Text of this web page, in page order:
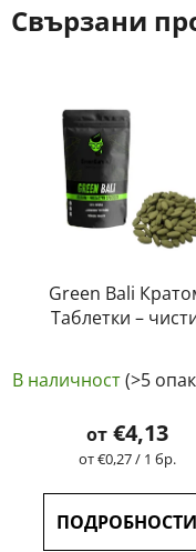
Свързани
Green Bali
Таблетки –
тествани |оценка
на
продукта
5,0
В наличност(>5
от€4,13
Измерване
цената:
от €0,27 / 1 бр.
ПОДРОБНОСТИ